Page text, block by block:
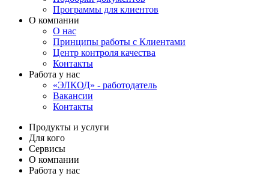
Программы для клиентов
О компании
О нас
Принципы работы с Клиентами
Центр контроля качества
Контакты
Работа у нас
«ЭЛКОД» - работодатель
Вакансии
Контакты
Продукты и услуги
Для кого
Сервисы
О компании
Работа у нас